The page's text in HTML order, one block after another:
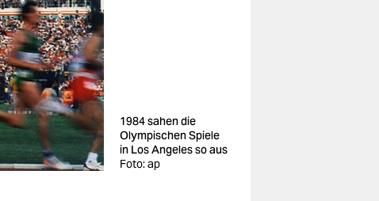
1984 sahen die
Olympischen Spiele
in Los Angeles so aus
Foto: ap